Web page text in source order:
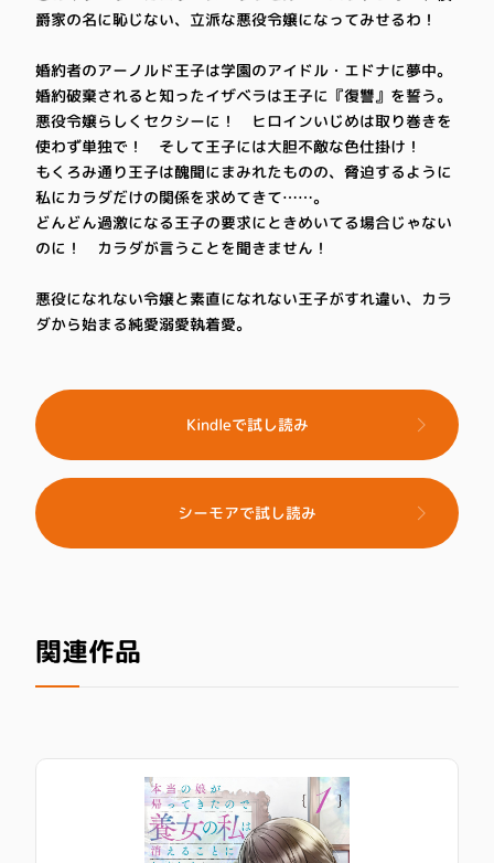
爵家の名に恥じない、立派な悪役令嬢になってみせるわ！
婚約者のアーノルド王子は学園のアイドル・エドナに夢中。
婚約破棄されると知ったイザベラは王子に『復讐』を誓う。
悪役令嬢らしくセクシーに！ ヒロインいじめは取り巻きを
使わず単独で！ そして王子には大胆不敵な色仕掛け！
もくろみ通り王子は醜聞にまみれたものの、脅迫するように
私にカラダだけの関係を求めてきて……。
どんどん過激になる王子の要求にときめいてる場合じゃない
のに！ カラダが言うことを聞きません！
悪役になれない令嬢と素直になれない王子がすれ違い、カラ
ダから始まる純愛溺愛執着愛。
Kindleで試し読み
シーモアで試し読み
関連作品